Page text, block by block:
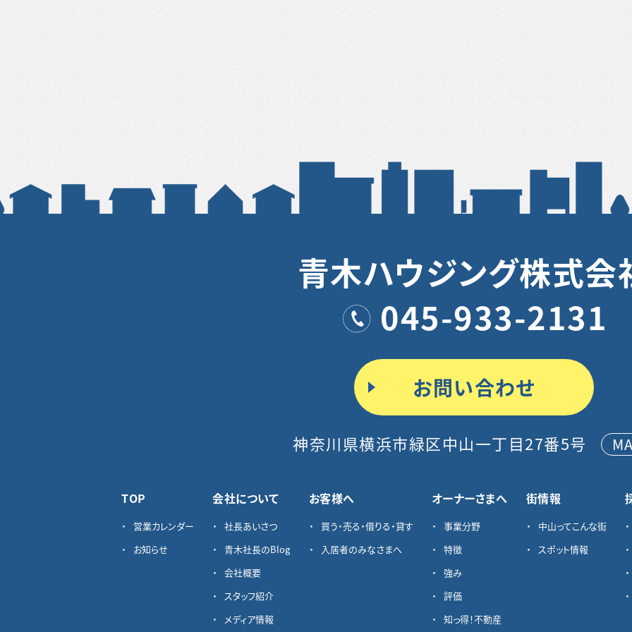
青木ハウジング株式会
045-933-2131
お問い合わせ
神奈川県横浜市緑区中山一丁目27番5号
TOP
営業カレンダー
お知らせ
会社について
社長あいさつ
青木社長のBlog
会社概要
スタッフ紹介
メディア情報
お客様へ
買う・売る・借りる・貸す
入居者のみなさまへ
オーナーさまへ
事業分野
特徴
強み
評価
知っ得！不動産
街情報
中山ってこんな街
スポット情報